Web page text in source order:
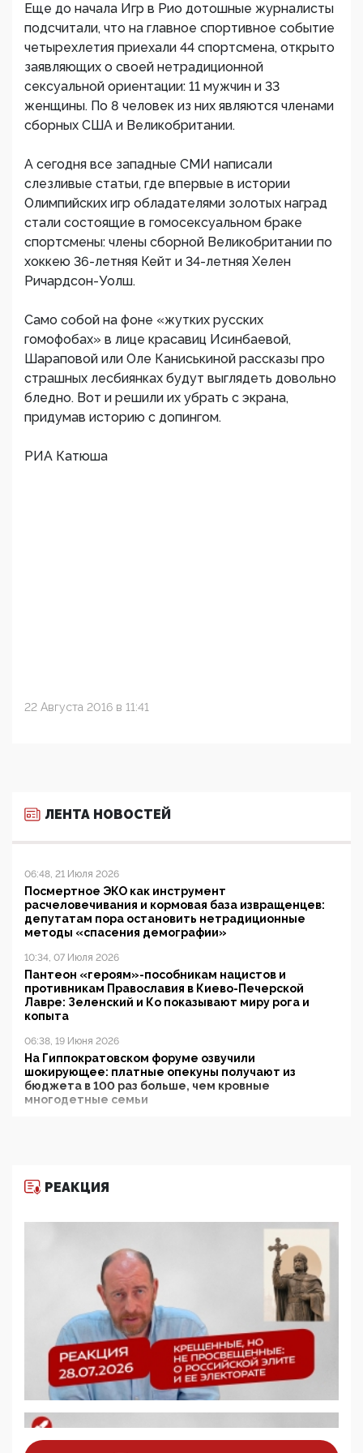
Еще до начала Игр в Рио дотошные журналисты
подсчитали, что на главное спортивное событие
четырехлетия приехали 44 спортсмена, открыто
заявляющих о своей нетрадиционной
сексуальной ориентации: 11 мужчин и 33
женщины. По 8 человек из них являются членами
сборных США и Великобритании.
А сегодня все западные СМИ написали
слезливые статьи, где впервые в истории
Олимпийских игр обладателями золотых наград
стали состоящие в гомосексуальном браке
спортсмены: члены сборной Великобритании по
хоккею 36-летняя Кейт и 34-летняя Хелен
Ричардсон-Уолш.
Само собой на фоне «жутких русских
гомофобах» в лице красавиц Исинбаевой,
Шараповой или Оле Каниськиной рассказы про
страшных лесбиянках будут выглядеть довольно
бледно. Вот и решили их убрать с экрана,
придумав историю с допингом.
РИА Катюша
22 Августа 2016 в 11:41
ЛЕНТА НОВОСТЕЙ
06:48, 21 Июля 2026
Посмертное ЭКО как инструмент
расчеловечивания и кормовая база извращенцев:
депутатам пора остановить нетрадиционные
методы «спасения демографии»
10:34, 07 Июля 2026
Пантеон «героям»-пособникам нацистов и
противникам Православия в Киево-Печерской
Лавре: Зеленский и Ко показывают миру рога и
копыта
06:38, 19 Июня 2026
На Гиппократовском форуме озвучили
шокирующее: платные опекуны получают из
бюджета в 100 раз больше, чем кровные
многодетные семьи
11:53, 09 Июня 2026
деятельность ИИТО ЮНЕСКО в России, но
цифроглобалисты продолжают определять
повестку в образовании
09:43, 01 Июня 2026
5G за счет здоровья граждан: Минцифры намерено
отобрать у регионов и муниципалитетов право
защищать жилые дома и социальные объекты от
05:58, 26 Мая 2026
Роскомнадзор освободили от борца с
деструктивным и опасным контентом
07:39, 25 Мая 2026
ценностей: «Новые люди» поднимают электорат
РЕАКЦИЯ